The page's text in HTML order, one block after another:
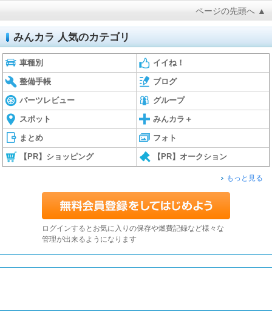
ページの先頭へ ▲
みんカラ 人気のカテゴリ
車種別 イイね！
整備手帳 ブログ
パーツレビュー グループ
スポット みんカラ＋
まとめ フォト
【PR】ショッピング 【PR】オークション
もっと見る
ログインするとお気に入りの保存や燃費記録など様々な
管理が出来るようになります